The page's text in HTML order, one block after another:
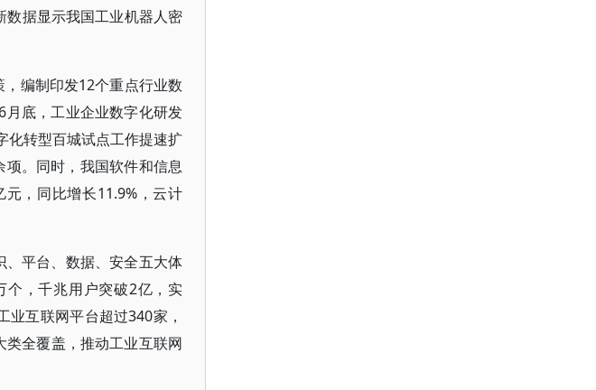
数据显示我国工业机器人密
编制印发12个重点行业数
底，工业企业数字化研发
化转型百城试点工作提速扩
。同时，我国软件和信息
，同比增长11.9%，云计
平台、数据、安全五大体
个，千兆用户突破2亿，实
业互联网平台超过340家，
全覆盖，推动工业互联网